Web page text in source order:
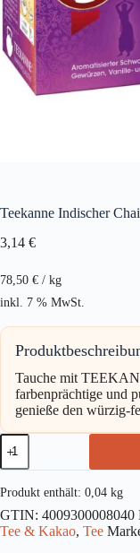
Teekanne Indischer
3,14 €
78,50 € / kg
inkl. 7 % MwSt.
Tauche mit
farbenprächtige und
genieße den würzig-
Teekanne
Indischer
Chai
Classic
20St
40g
Menge
Produkt enthält: 0,04 kg
GTIN: 4009300008040
Tee & Kakao, Tee